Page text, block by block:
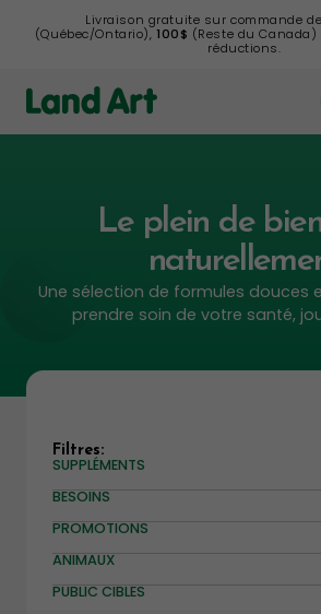
Livraison gratuite sur commande de
(Québec/Ontario), 100$ (Reste du
réductions.
Le plein de
Une sélection de formules douces
prendre soin de votre santé,
Filtres:
SUPPLÉMENTS
BESOINS
PROMOTIONS
ANIMAUX
PUBLIC CIBLES